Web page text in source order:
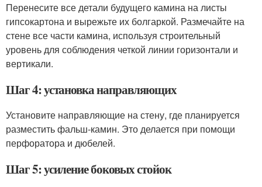
Перенесите все детали будущего камина на листы
гипсокартона и вырежьте их болгаркой. Размечайте на
стене все части камина, используя строительный
уровень для соблюдения четкой линии горизонтали и
вертикали.
Шаг 4: установка направляющих
Установите направляющие на стену, где планируется
разместить фальш-камин. Это делается при помощи
перфоратора и дюбелей.
Шаг 5: усиление боковых стойок